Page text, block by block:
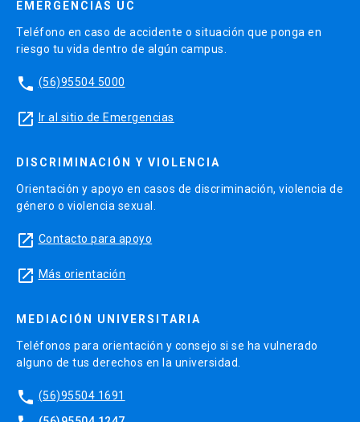
EMERGENCIAS UC
Teléfono en caso de accidente o situación que ponga en
riesgo tu vida dentro de algún campus.
phone (56)95504 5000
launch Ir al sitio de Emergencias
DISCRIMINACIÓN Y VIOLENCIA
Orientación y apoyo en casos de discriminación, violencia de
género o violencia sexual.
launch Contacto para apoyo
launch Más orientación
MEDIACIÓN UNIVERSITARIA
Teléfonos para orientación y consejo si se ha vulnerado
alguno de tus derechos en la universidad.
phone (56)95504 1691